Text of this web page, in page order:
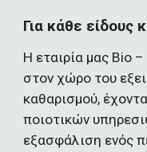
Για κάθε είδους
Η εταιρία μας Bio
στον χώρο του
καθαρισμού,
ποιοτικών
εξασφάλιση ενός